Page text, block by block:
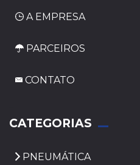
A EMPRESA
PARCEIROS
CONTATO
CATEGORIAS
PNEUMÁTICA